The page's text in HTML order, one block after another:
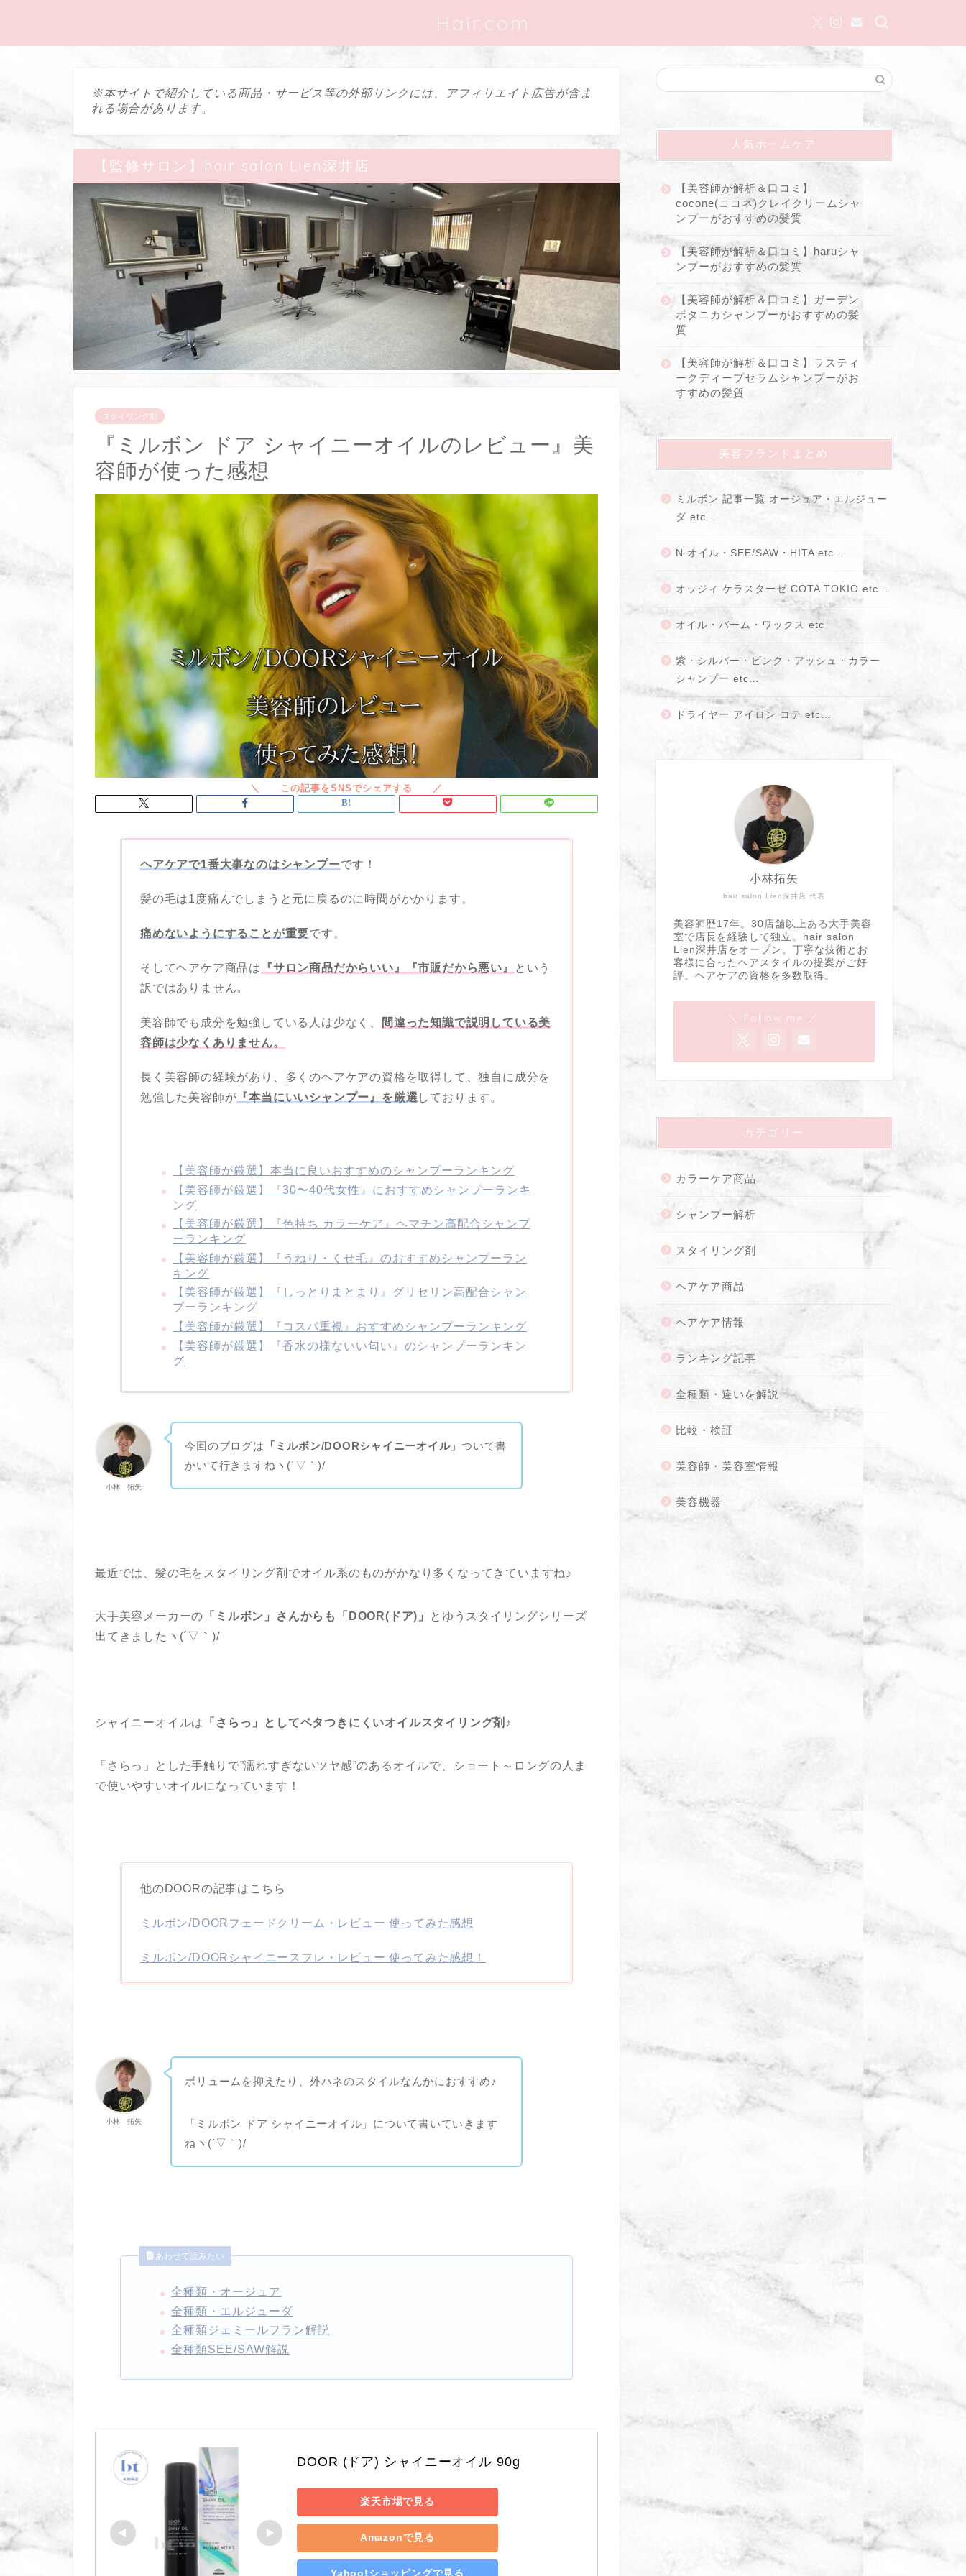
Hair.com
※本サイトで紹介している商品・サービス等の外部リンクには、アフィリエイト広告が含ま
れる場合があります。
【監修サロン】hair salon Lien深井店
スタイリング剤
『ミルボン ドア シャイニーオイルのレビュー』美
容師が使った感想
ヘアケアで1番大事なのはシャンプーです！
髪の毛は1度痛んでしまうと元に戻るのに時間がかかります。
痛めないようにすることが重要です。
そしてヘアケア商品は 『サロン商品だからいい』『市販だから悪い』
という
訳ではありません。
美容師でも成分を勉強している人は少なく、
間違った知識で説明している美
容師は少なくありません。
長く美容師の経験があり、多くのヘアケアの資格を取得して、独自に成分を
勉強した美容師が 『本当にいいシャンプー』を厳選 しております。
【美容師が厳選】本当に良いおすすめのシャンプーランキング
【美容師が厳選】『30〜40代女性』におすすめシャンプーランキ
ング
【美容師が厳選】『色持ち カラーケア』ヘマチン高配合シャンプ
ーランキング
【美容師が厳選】『うねり・くせ毛』のおすすめシャンプーラン
キング
【美容師が厳選】『しっとりまとまり』グリセリン高配合シャン
プーランキング
【美容師が厳選】『コスパ重視』おすすめシャンプーランキング
【美容師が厳選】『香水の様ないい匂い』のシャンプーランキン
グ
小林 拓矢
今回のブログは 「ミルボン/DOORシャイニーオイル」 ついて書
かいて行きますねヽ(´▽｀)/
最近では、髪の毛をスタイリング剤でオイル系のものがかなり多くなってきていますね♪
大手美容メーカーの 「ミルボン」さんからも「DOOR(ドア)」
とゆうスタイリングシリーズ
出てきましたヽ(´▽｀)/
シャイニーオイルは 「さらっ」としてベタつきにくいオイルスタイリング剤 ♪
「さらっ」とした手触りで”濡れすぎないツヤ感”のあるオイルで、ショート～ロングの人ま
で使いやすいオイルになっています！
他のDOORの記事はこちら
ミルボン/DOORフェードクリーム・レビュー 使ってみた感想
ミルボン/DOORシャイニースフレ・レビュー 使ってみた感想！
小林 拓矢
ボリュームを抑えたり、外ハネのスタイルなんかにおすすめ♪
「ミルボン ドア シャイニーオイル」について書いていきます
ねヽ(´▽｀)/
あわせて読みたい
全種類・オージュア
全種類・エルジューダ
全種類ジェミールフラン解説
全種類SEE/SAW解説
DOOR (ドア) シャイニーオイル 90g
楽天市場で見る
Amazonで見る
Yahoo!ショッピングで見る
人気ホームケア
【美容師が解析＆口コミ】
cocone(ココネ)クレイクリームシャ
ンプーがおすすめの髪質
【美容師が解析＆口コミ】haruシャ
ンプーがおすすめの髪質
【美容師が解析＆口コミ】ガーデン
ボタニカシャンプーがおすすめの髪
質
【美容師が解析＆口コミ】ラスティ
ークディープセラムシャンプーがお
すすめの髪質
美容ブランドまとめ
ミルボン 記事一覧 オージュア・エルジュー
ダ etc…
N.オイル・SEE/SAW・HITA etc…
オッジィ ケラスターゼ COTA TOKIO etc…
オイル・バーム・ワックス etc
紫・シルバー・ピンク・アッシュ・カラー
シャンプー etc…
ドライヤー アイロン コテ etc…
hair salon Lien深井店 代表
小林拓矢
美容師歴17年。30店舗以上ある大手美容
室で店長を経験して独立。hair salon
Lien深井店をオープン。丁寧な技術とお
客様に合ったヘアスタイルの提案がご好
評。ヘアケアの資格を多数取得。
＼ Follow me ／
カテゴリー
カラーケア商品
シャンプー解析
スタイリング剤
ヘアケア商品
ヘアケア情報
ランキング記事
全種類・違いを解説
比較・検証
美容師・美容室情報
美容機器